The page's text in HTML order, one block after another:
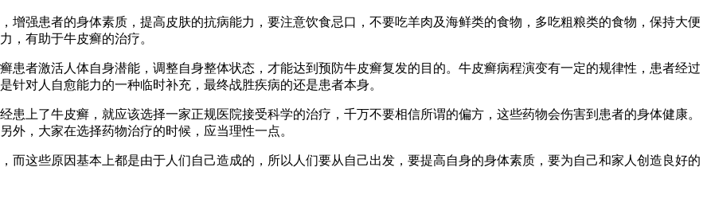
增强患者的身体素质，提高皮肤的抗病能力，要注意饮食忌口，不要吃羊肉及海鲜类的食物，多吃粗粮类的食物，保持大便
，有助于牛皮癣的治疗。
患者激活人体自身潜能，调整自身整体状态，才能达到预防牛皮癣复发的目的。牛皮癣病程演变有一定的规律性，患者经过
对人自愈能力的一种临时补充，最终战胜疾病的还是患者本身。
上了牛皮癣，就应该选择一家正规医院接受科学的治疗，千万不要相信所谓的偏方，这些药物会伤害到患者的身体健康。
外，大家在选择药物治疗的时候，应当理性一点。
而这些原因基本上都是由于人们自己造成的，所以人们要从自己出发，要提高自身的身体素质，要为自己和家人创造良好的